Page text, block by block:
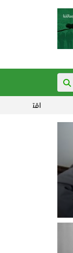
اقتراب الاتفاق بين